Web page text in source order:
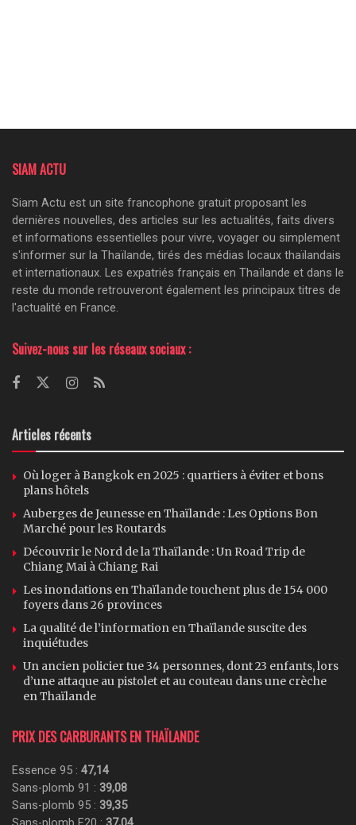
SIAM ACTU
Siam Actu est un site francophone gratuit proposant les
dernières nouvelles, des articles sur les actualités, faits divers
et informations essentielles pour vivre, voyager ou simplement
s'informer sur la Thaïlande, tirés des médias locaux thaïlandais
et internationaux. Les expatriés français en Thaïlande et dans le
reste du monde retrouveront également les principaux titres de
l'actualité en France.
Suivez-nous sur les réseaux sociaux :
Articles récents
Où loger à Bangkok en 2025 : quartiers à éviter et bons
plans hôtels
Auberges de Jeunesse en Thaïlande : Les Options Bon
Marché pour les Routards
Découvrir le Nord de la Thaïlande : Un Road Trip de
Chiang Mai à Chiang Rai
Les inondations en Thaïlande touchent plus de 154 000
foyers dans 26 provinces
La qualité de l’information en Thaïlande suscite des
inquiétudes
Un ancien policier tue 34 personnes, dont 23 enfants, lors
d’une attaque au pistolet et au couteau dans une crèche
en Thaïlande
PRIX DES CARBURANTS EN THAÏLANDE
Essence 95 : 47,14
Sans-plomb 91 : 39,08
Sans-plomb 95 : 39,35